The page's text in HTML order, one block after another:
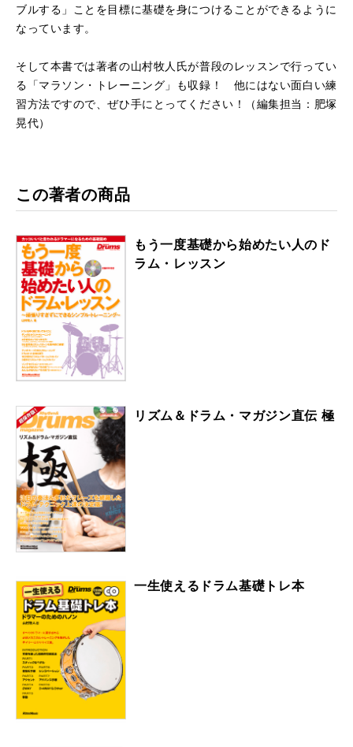
ブルする」ことを目標に基礎を身につけることができるように
なっています。
そして本書では著者の山村牧人氏が普段のレッスンで行ってい
る「マラソン・トレーニング」も収録！ 他にはない面白い練
習方法ですので、ぜひ手にとってください！（編集担当：肥塚
晃代）
この著者の商品
もう一度基礎から始めたい人のド
ラム・レッスン
リズム＆ドラム・マガジン直伝 極
一生使えるドラム基礎トレ本